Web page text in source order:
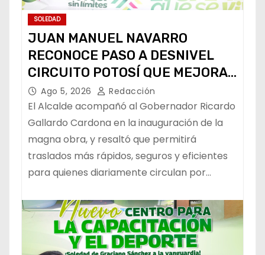
SOLEDAD
JUAN MANUEL NAVARRO
RECONOCE PASO A DESNIVEL
CIRCUITO POTOSÍ QUE MEJORA
LA MOVILIDAD METROPOLITANA
Ago 5, 2026 Redacción
El Alcalde acompañó al Gobernador Ricardo
Gallardo Cardona en la inauguración de la
magna obra, y resaltó que permitirá
traslados más rápidos, seguros y eficientes
para quienes diariamente circulan por…